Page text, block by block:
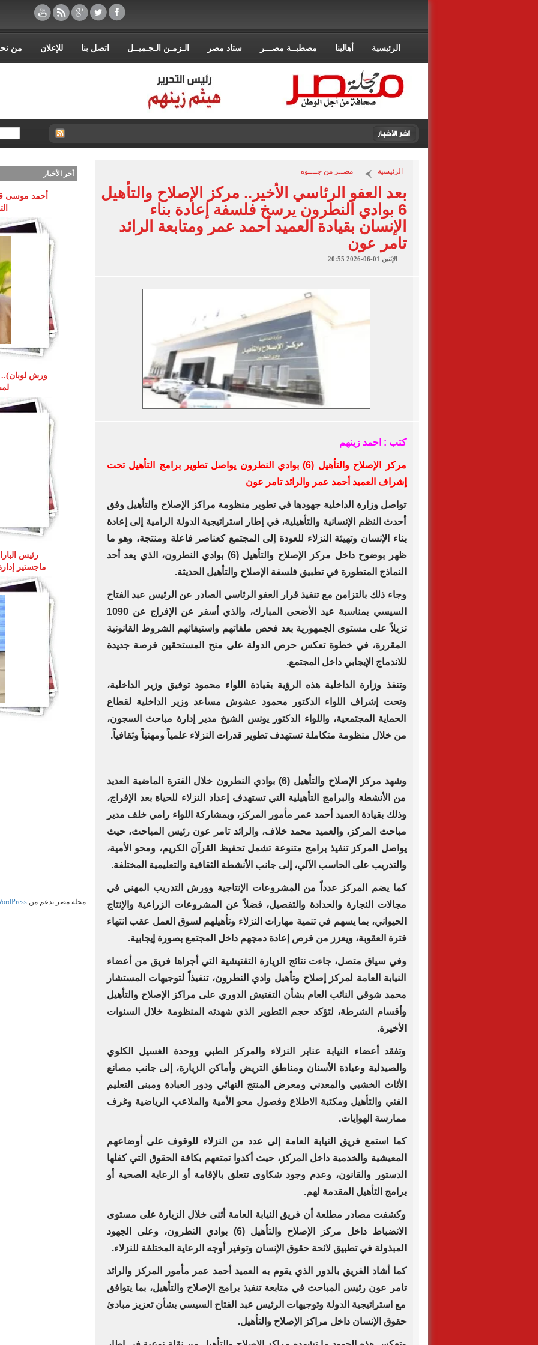
الرئيسية أهالينا مصطبــة مصـــر ستاد مصر الـزمـن الـجـميــل اتصل بنا للإعلان من
الرئيسية مصــر من جــــوه
بعد العفو الرئاسي الأخير.. مركز الإصلاح والتأهيل
6 بوادي النطرون يرسخ فلسفة إعادة بناء
الإنسان بقيادة العميد أحمد عمر ومتابعة الرائد
تامر عون
الإثنين 01-06-2026 20:55
كتب : احمد زينهم
مركز الإصلاح والتأهيل (6) بوادي النطرون يواصل تطوير برامج التأهيل تحت
إشراف العميد أحمد عمر والرائد تامر عون
تواصل وزارة الداخلية جهودها في تطوير منظومة مراكز الإصلاح والتأهيل وفق
أحدث النظم الإنسانية والتأهيلية، في إطار استراتيجية الدولة الرامية إلى إعادة
بناء الإنسان وتهيئة النزلاء للعودة إلى المجتمع كعناصر فاعلة ومنتجة، وهو ما
ظهر بوضوح داخل مركز الإصلاح والتأهيل (6) بوادي النطرون، الذي يعد أحد
النماذج المتطورة في تطبيق فلسفة الإصلاح والتأهيل الحديثة.
وجاء ذلك بالتزامن مع تنفيذ قرار العفو الرئاسي الصادر عن الرئيس عبد الفتاح
السيسي بمناسبة عيد الأضحى المبارك، والذي أسفر عن الإفراج عن 1090
نزيلاً على مستوى الجمهورية بعد فحص ملفاتهم واستيفائهم الشروط القانونية
المقررة، في خطوة تعكس حرص الدولة على منح المستحقين فرصة جديدة
للاندماج الإيجابي داخل المجتمع.
وتنفذ وزارة الداخلية هذه الرؤية بقيادة اللواء محمود توفيق وزير الداخلية،
وتحت إشراف اللواء الدكتور محمود عشوش مساعد وزير الداخلية لقطاع
الحماية المجتمعية، واللواء الدكتور يونس الشيخ مدير إدارة مباحث السجون،
من خلال منظومة متكاملة تستهدف تطوير قدرات النزلاء علمياً ومهنياً وثقافياً.
وشهد مركز الإصلاح والتأهيل (6) بوادي النطرون خلال الفترة الماضية العديد
من الأنشطة والبرامج التأهيلية التي تستهدف إعداد النزلاء للحياة بعد الإفراج،
وذلك بقيادة العميد أحمد عمر مأمور المركز، وبمشاركة اللواء رامي خلف مدير
مباحث المركز، والعميد محمد خلاف، والرائد تامر عون رئيس المباحث، حيث
يواصل المركز تنفيذ برامج متنوعة تشمل تحفيظ القرآن الكريم، ومحو الأمية،
والتدريب على الحاسب الآلي، إلى جانب الأنشطة الثقافية والتعليمية المختلفة.
كما يضم المركز عدداً من المشروعات الإنتاجية وورش التدريب المهني في
مجالات النجارة والحدادة والتفصيل، فضلاً عن المشروعات الزراعية والإنتاج
الحيواني، بما يسهم في تنمية مهارات النزلاء وتأهيلهم لسوق العمل عقب انتهاء
فترة العقوبة، ويعزز من فرص إعادة دمجهم داخل المجتمع بصورة إيجابية.
وفي سياق متصل، جاءت نتائج الزيارة التفتيشية التي أجراها فريق من أعضاء
النيابة العامة لمركز إصلاح وتأهيل وادي النطرون، تنفيذاً لتوجيهات المستشار
محمد شوقي النائب العام بشأن التفتيش الدوري على مراكز الإصلاح والتأهيل
وأقسام الشرطة، لتؤكد حجم التطوير الذي شهدته المنظومة خلال السنوات
الأخيرة.
وتفقد أعضاء النيابة عنابر النزلاء والمركز الطبي ووحدة الغسيل الكلوي
والصيدلية وعيادة الأسنان ومناطق التريض وأماكن الزيارة، إلى جانب مصانع
الأثاث الخشبي والمعدني ومعرض المنتج النهائي ودور العبادة ومبنى التعليم
الفني والتأهيل ومكتبة الاطلاع وفصول محو الأمية والملاعب الرياضية وغرف
ممارسة الهوايات.
كما استمع فريق النيابة العامة إلى عدد من النزلاء للوقوف على أوضاعهم
المعيشية والخدمية داخل المركز، حيث أكدوا تمتعهم بكافة الحقوق التي كفلها
الدستور والقانون، وعدم وجود شكاوى تتعلق بالإقامة أو الرعاية الصحية أو
برامج التأهيل المقدمة لهم.
وكشفت مصادر مطلعة أن فريق النيابة العامة أثنى خلال الزيارة على مستوى
الانضباط داخل مركز الإصلاح والتأهيل (6) بوادي النطرون، وعلى الجهود
المبذولة في تطبيق لائحة حقوق الإنسان وتوفير أوجه الرعاية المختلفة للنزلاء.
كما أشاد الفريق بالدور الذي يقوم به العميد أحمد عمر مأمور المركز والرائد
تامر عون رئيس المباحث في متابعة تنفيذ برامج الإصلاح والتأهيل، بما يتوافق
مع استراتيجية الدولة وتوجيهات الرئيس عبد الفتاح السيسي بشأن تعزيز مبادئ
حقوق الإنسان داخل مراكز الإصلاح والتأهيل.
أخر الأخبار
أحمد موسى
ورش لوبان)..
رئيس
ماجستير
مجلة مصر بدعم من